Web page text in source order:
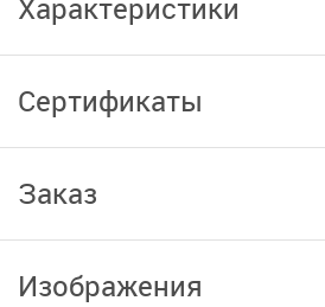
Характеристики
Сертификаты
Заказ
Изображения